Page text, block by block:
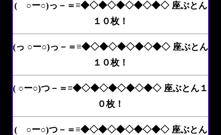
( ○ー○)っ－＝≡◆◇◆◇◆◇◆◇◆◇ 座ぶとん
１０枚！
(っ ○ー○)っ－＝≡◆◇◆◇◆◇◆◇◆◇ 座ぶとん
１０枚！
( ○ー○)つ－＝≡◆◇◆◇◆◇◆◇◆◇ 座ぶとん１
０枚！
( ○ー○)つ－＝≡◆◇◆◇◆◇◆◇◆◇ 座ぶとん